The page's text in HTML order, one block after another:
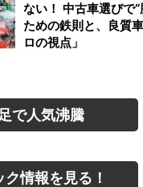
ない！ 中古車選びで
ための鉄則と、良質
ロの視点」
で人気沸騰
情報を見る！